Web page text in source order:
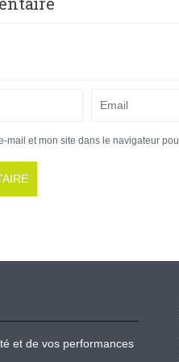
mail et mon site dans le navigateur
et de vos performances